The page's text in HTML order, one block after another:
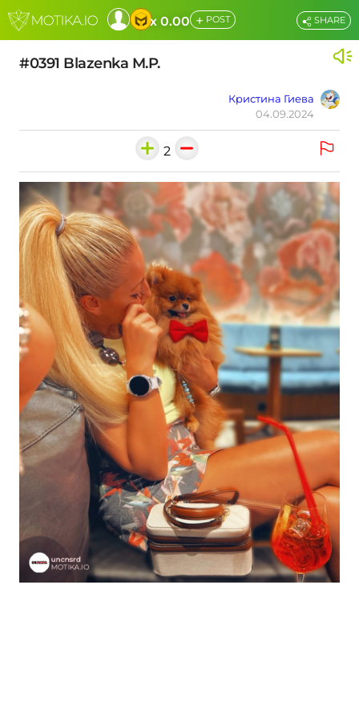
x 0.00 + POST
#0391 Blazenka M.P.
Кристина Гиева
04.09.2024
SHARE
2